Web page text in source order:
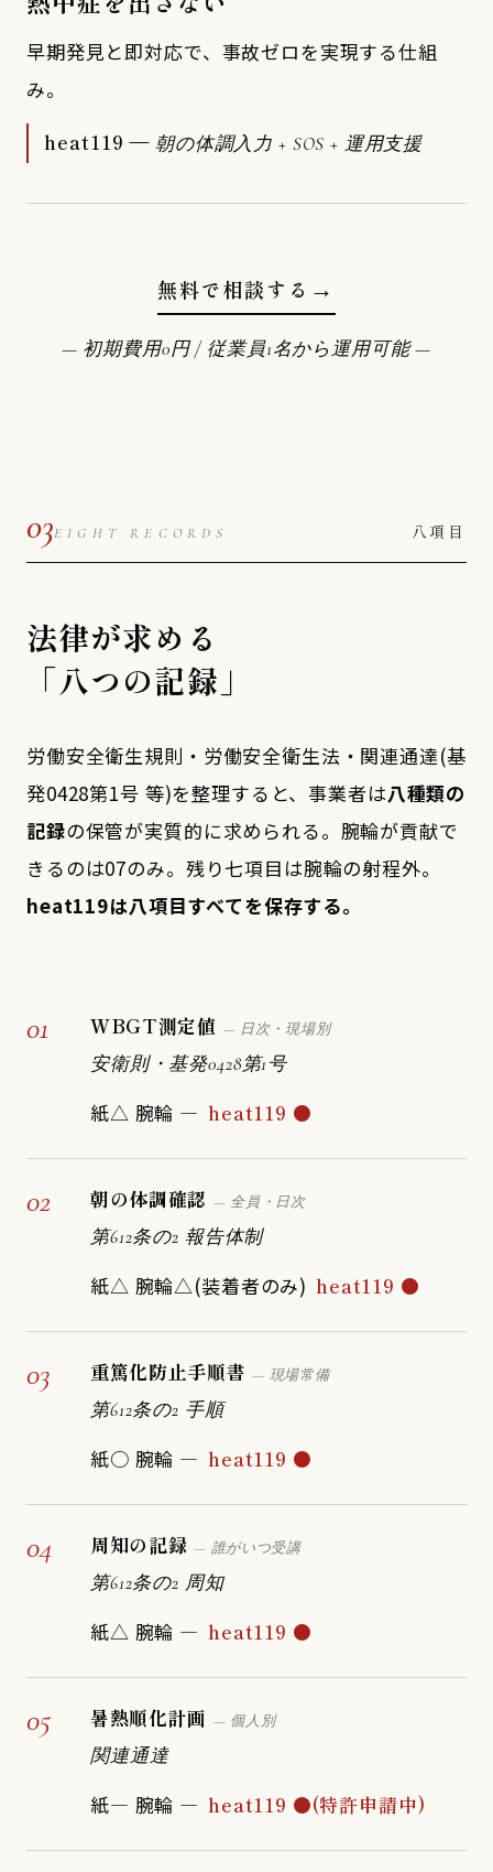
早期発見と即対応で、事故ゼロを実現する仕組
み。
heat119 — 朝の体調入力 + SOS + 運用支援
無料で相談する →
— 初期費用0円 / 従業員1名から運用可能 —
03EIGHT RECORDS 八項目
法律が求める
「八つの記録」
労働安全衛生規則・労働安全衛生法・関連通達(基
発0428第1号 等)を整理すると、事業者は八種類の
記録の保管が実質的に求められる。腕輪が貢献で
きるのは07のみ。残り七項目は腕輪の射程外。
heat119は八項目すべてを保存する。
01 WBGT測定値 — 日次・現場別
安衛則・基発0428第1号
紙△ 腕輪 — heat119 ●
02 朝の体調確認 — 全員・日次
第612条の2 報告体制
紙△ 腕輪△(装着者のみ) heat119 ●
03 重篤化防止手順書 — 現場常備
第612条の2 手順
紙○ 腕輪 — heat119 ●
04 周知の記録 — 誰がいつ受講
第612条の2 周知
紙△ 腕輪 — heat119 ●
05 暑熱順化計画 — 個人別
関連通達
紙— 腕輪 — heat119 ●(特許申請中)